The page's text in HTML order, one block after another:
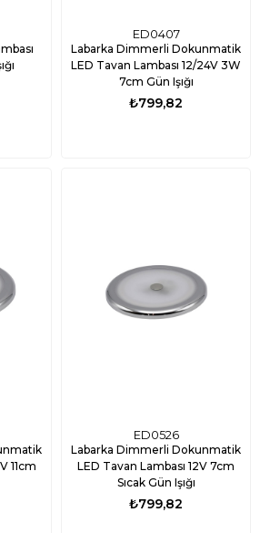
ED0407
Labarka Dimmerli Dokunmatik
LED Tavan Lambası 12/24V 3W
7cm Gün Işığı
₺799,82
11cm
ED0526
Labarka Dimmerli Dokunmatik
LED Tavan Lambası 12V 7cm
Sıcak Gün Işığı
₺799,82